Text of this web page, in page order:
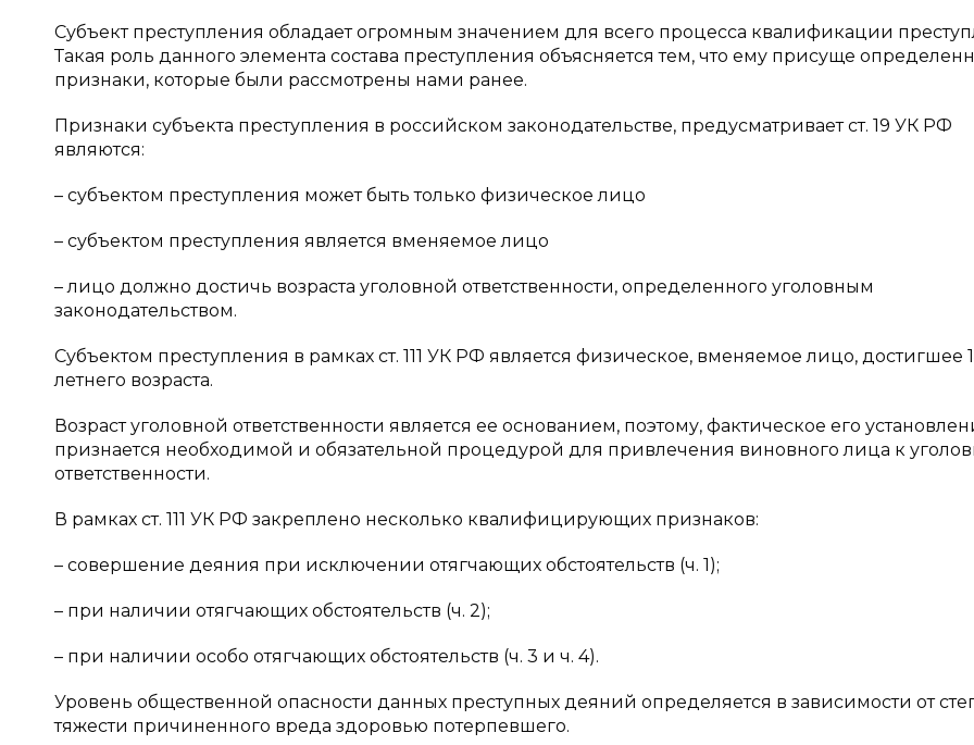
Субъект преступления обладает огромным значением для всего процесса квалификации
Такая роль данного элемента состава преступления объясняется тем, что ему присуще
признаки, которые были рассмотрены нами ранее.
Признаки субъекта преступления в российском законодательстве, предусматривает ст. 19 УК РФ
являются:
– субъектом преступления может быть только физическое лицо
– субъектом преступления является вменяемое лицо
– лицо должно достичь возраста уголовной ответственности, определенного уголовным
законодательством.
Субъектом преступления в рамках ст. 111 УК РФ является физическое, вменяемое лицо, достигшее
летнего возраста.
Возраст уголовной ответственности является ее основанием, поэтому, фактическое его
признается необходимой и обязательной процедурой для привлечения виновного лица к
ответственности.
В рамках ст. 111 УК РФ закреплено несколько квалифицирующих признаков:
– совершение деяния при исключении отягчающих обстоятельств (ч. 1);
– при наличии отягчающих обстоятельств (ч. 2);
– при наличии особо отягчающих обстоятельств (ч. 3 и ч. 4).
Уровень общественной опасности данных преступных деяний определяется в зависимости от
тяжести причиненного вреда здоровью потерпевшего.